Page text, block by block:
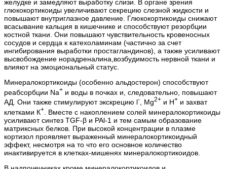
желудке и замедляют выработку слизи. В органе зрения
глюкокортикоиды увеличивают секрецию слезной жидкости и
повышают внутриглазное давление. Глюкокортикоиды снижают
всасывание кальция в кишечнике и способствуют резорбции
костной ткани. Они повышают чувствительность кровеносных
сосудов и сердца к катехоламинам (частично за счет
ингибирования выработки простагландинов), а также усиливают
высвобождение норадреналина,возбудимость нервной ткани и
влияют на эмоциональный статус.
Минералокортикоиды (особенно альдостерон) способствуют
реабсорбции Na+ и воды в почках и, следовательно, повышают
АД. Они также стимулируют экскрецию l- , Mg2+ и Н+ и захват
клетками К+
. Вместе с накоплением солей минералокортикоиды
усиливают синтез TGF-β и PAl-1 и тем самым образование
матриксных белков. При высокой концентрации в плазме
кортизол проявляет выраженный минералокортикоидный
эффект, несмотря на то что его основное количество
инактивируется в клетках-мишенях минералокортикоидов.